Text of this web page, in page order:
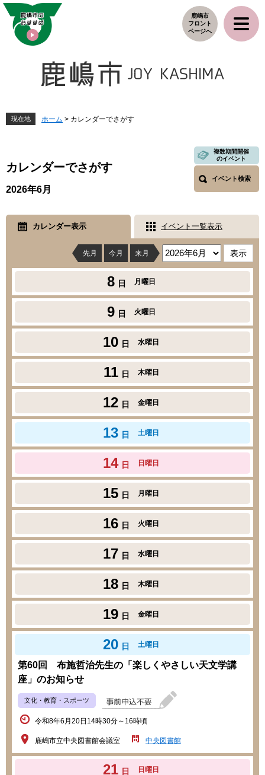
ペ
メ
鹿嶋市
フロント
ページへ
現在地 ホーム > カレンダーでさがす
文
カレンダーでさがす
複数期間開催
のイベント
イベント検索
2026年6月
カレンダー表示 イベント一覧表示
先月 今月 来月
8 日 月曜日
9 日 火曜日
10 日 水曜日
11 日 木曜日
12 日 金曜日
13 日 土曜日
14 日 日曜日
15 日 月曜日
16 日 火曜日
17 日 水曜日
18 日 木曜日
19 日 金曜日
20 日 土曜日
第60回 布施哲治先生の「楽しくやさしい天文学講
座」のお知らせ
文化・教育・スポーツ
令和8年6月20日14時30分～16時頃
鹿嶋市立中央図書館会議室 中央図書館
21 日 日曜日